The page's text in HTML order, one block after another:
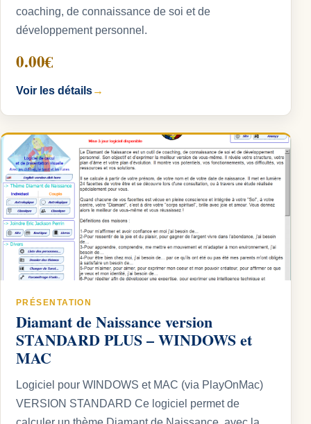
coaching, de connaissance de soi et de
développement personnel.
0.00€
Voir les détails→
PRÉSENTATION
Diamant de Naissance version
STANDARD PLUS – WINDOWS et
MAC
Logiciel pour WINDOWS et MAC (via PlayOnMac)
VERSION STANDARD Ce logiciel permet de